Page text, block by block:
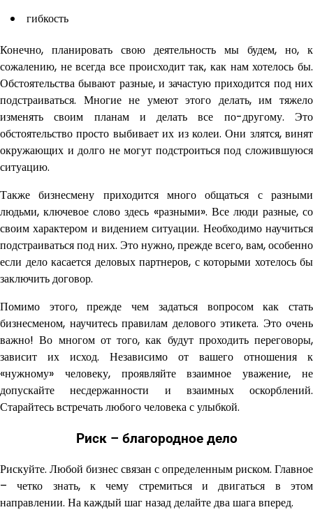
гибкость
Конечно, планировать свою деятельность мы будем, но, к
сожалению, не всегда все происходит так, как нам хотелось бы.
Обстоятельства бывают разные, и зачастую приходится под них
подстраиваться. Многие не умеют этого делать, им тяжело
изменять своим планам и делать все по-другому. Это
обстоятельство просто выбивает их из колеи. Они злятся, винят
окружающих и долго не могут подстроиться под сложившуюся
ситуацию.
Также бизнесмену приходится много общаться с разными
людьми, ключевое слово здесь «разными». Все люди разные, со
своим характером и видением ситуации. Необходимо научиться
подстраиваться под них. Это нужно, прежде всего, вам, особенно
если дело касается деловых партнеров, с которыми хотелось бы
заключить договор.
Помимо этого, прежде чем задаться вопросом как стать
бизнесменом, научитесь правилам делового этикета. Это очень
важно! Во многом от того, как будут проходить переговоры,
зависит их исход. Независимо от вашего отношения к
«нужному» человеку, проявляйте взаимное уважение, не
допускайте несдержанности и взаимных оскорблений.
Старайтесь встречать любого человека с улыбкой.
Риск – благородное дело
Рискуйте. Любой бизнес связан с определенным риском. Главное
– четко знать, к чему стремиться и двигаться в этом
направлении. На каждый шаг назад делайте два шага вперед.